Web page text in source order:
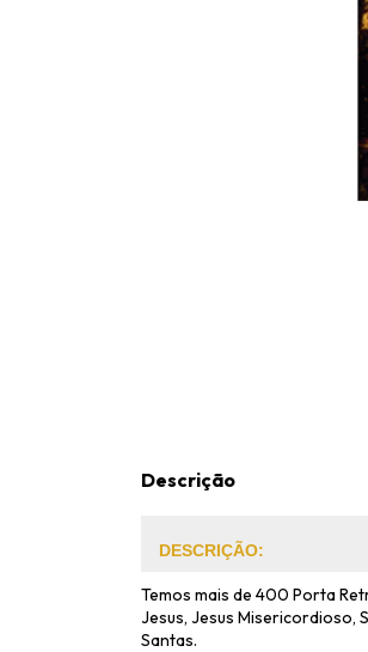
Descrição
DESCRIÇÃO:
Temos mais de 400 Porta
Jesus, Jesus Misericordioso,
Santas.